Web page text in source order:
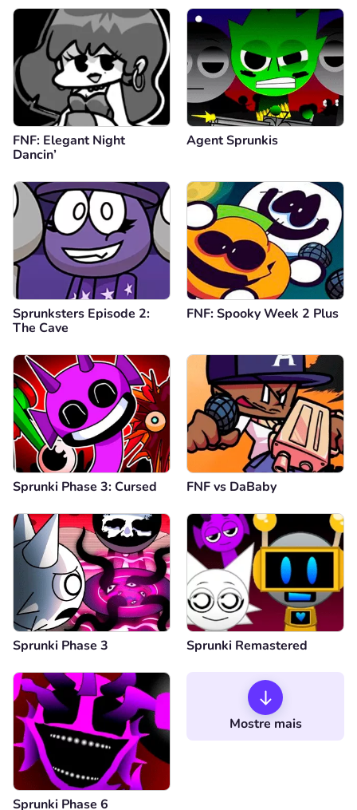
FNF: Elegant Night
Dancin’
Agent Sprunkis
Sprunksters Episode 2:
The Cave
FNF: Spooky Week 2 Plus
Sprunki Phase 3: Cursed FNF vs DaBaby
Sprunki Phase 3 Sprunki Remastered
Sprunki Phase 6
Mostre mais